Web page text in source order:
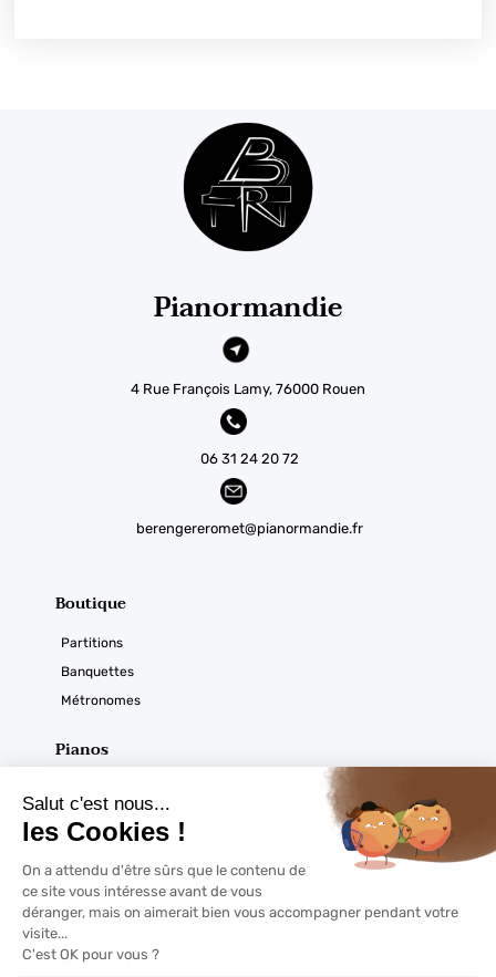
Pianormandie
4 Rue François Lamy, 76000 Rouen
06 31 24 20 72
berengereromet@pianormandie.fr
Boutique
Partitions
Banquettes
Métronomes
Pianos
Acoustiques
Numériques
Ouverture du magasin
Horaires :
De 9h30 à 12h30 et de 14h à 18h sur RDV
À noter